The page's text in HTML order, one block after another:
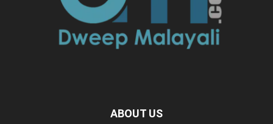
ABOUT US